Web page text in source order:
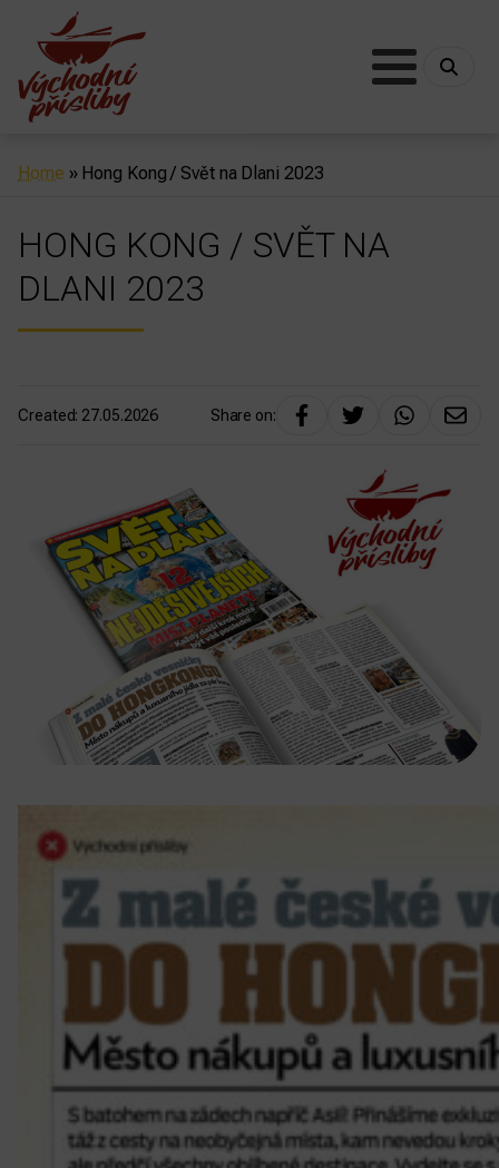
Home » Hong Kong / Svět na Dlani 2023
HONG KONG / SVĚT NA
DLANI 2023
Created: 27.05.2026 Share on: